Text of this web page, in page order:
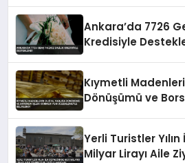
Ankara’da 7726
Kredisiyle
Kıymetli
Dönüşümü ve
Yerli Turistler
Milyar Lirayı Aile